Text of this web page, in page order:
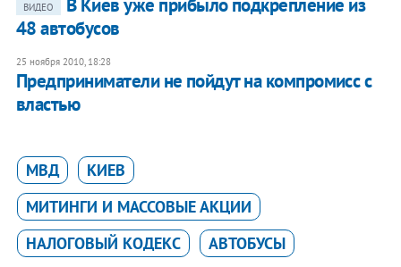
ВИДЕО
48 автобусов
25 ноября 2010, 18:28
Предприниматели не пойдут на компромисс с
властью
МВД
КИЕВ
МИТИНГИ И МАССОВЫЕ АКЦИИ
НАЛОГОВЫЙ КОДЕКС
АВТОБУСЫ